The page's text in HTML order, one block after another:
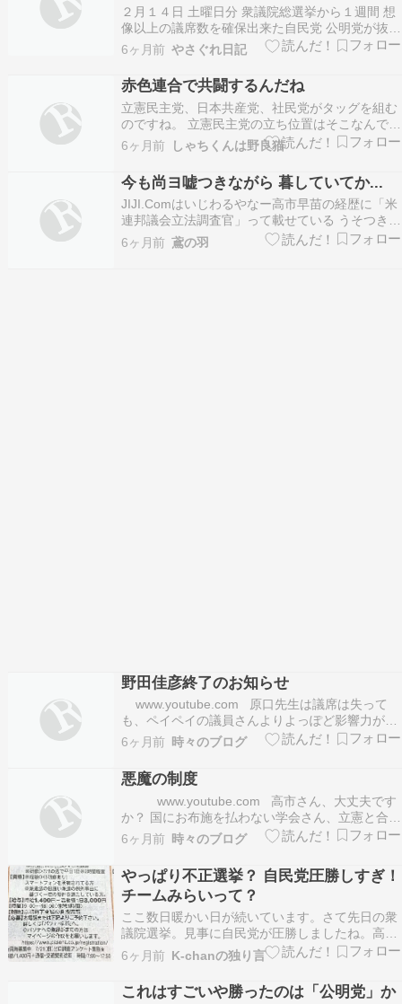
２月１４日 土曜日分 衆議院総選挙から１週間 想
像以上の議席数を確保出来た自民党 公明党が抜け
て過半数は無理って最初は報じられていたが 時間
が経つにつれ自民が過半数 それも圧倒的に勝つと
言われ 結果、結党以来の大幅増 裏を返せば、そ
れだけ今迄の政府・野党には鬱憤があったのだろ
う…
6ヶ月前 やさぐれ日記
赤色連合で共闘するんだね
立憲民主党、日本共産党、社民党がタッグを組む
のですね。 立憲民主党の立ち位置はそこなんで
す。 福島第一原発から海洋放出する処理水を汚染
水と言い張った面々 日本を貶めて中国の支配下に
置くことが目標なんでしょうね???? こういう人
たちを売国奴と呼ぶのです！ 「市民と野党の共
闘」…
6ヶ月前 しゃちくんは野良猫
今も尚ヨ嘘つきながら 暮していてか...
JIJI.Comはいじわるやなー高市早苗の経歴に「米
連邦議会立法調査官」って載せている うそつき早
苗の1973年衆議院議員当選がそもそも「無効」で
はないか？というIWJの記事 自民党、公明党、お
6ヶ月前 鳶の羽
野田佳彦終了のお知らせ
www.youtube.com 原口先生は議席は失って
も、ペイペイの議員さんよりよっぽど影響力があ
ります。 比例上位は公明党、つまり、野党第一党
の立憲は公明に吸収されてしまった、 という事で
す。 立憲がこれまで掲げてきた政策、公明党と
相容れなければ取り下げ、 今ま…
6ヶ月前 時々のブログ
悪魔の制度
www.youtube.com 高市さん、大丈夫です
か？ 国にお布施を払わない学会さん、立憲と合併
して選挙に臨んだら惨敗、 これで課税すれば公明
党は消滅、めでたしでしょ！ けれどもこれでは
地方の小さな寺院は潰れるかもしれませんよ。 そ
れに、統一との関係…
6ヶ月前 時々のブログ
やっぱり不正選挙？ 自民党圧勝しすぎ！
チームみらいって？
ここ数日暖かい日が続いています。さて先日の衆
議院選挙。見事に自民党が圧勝しましたね。高市
総理を続投させようと思ったら、自民党に入れる
しかなかった選挙でしたね。 でも、自民票多過
ぎ。その所為で当選しなくても良い議員が比例で
当選してしまったではありませんか！ 私的には小
6ヶ月前 K-chanの独り言
これはすごいや勝ったのは「公明党」か